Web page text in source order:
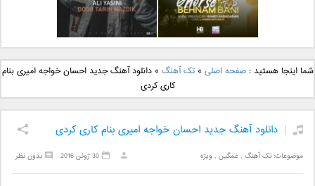
دانلود آهنگ جدید بهنام
بانی بنام قرص قمر 2
دانلود آهنگ جدید علی
یاسینی بنام دورترین نزدیک
شما اینجا هستید :صفحه اصلی »تک آهنگ »دانلود آهنگ جدید احسان خواجه امیری بنام
کاری کردی
دانلود آهنگ جدید احسان خواجه امیری بنام کاری کردی
موضوعات:تک آهنگ ,غمگین ,ویژه بدون نظر 30 ژوئن 2016